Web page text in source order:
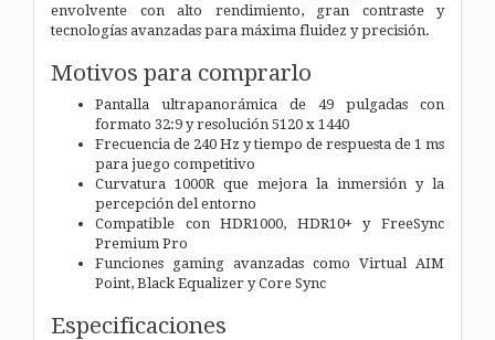
envolvente con alto rendimiento, gran contraste y
tecnologías avanzadas para máxima fluidez y precisión.
Motivos para comprarlo
Pantalla ultrapanorámica de 49 pulgadas con
formato 32:9 y resolución 5120 x 1440
Frecuencia de 240 Hz y tiempo de respuesta de 1 ms
para juego competitivo
Curvatura 1000R que mejora la inmersión y la
percepción del entorno
Compatible con HDR1000, HDR10+ y FreeSync
Premium Pro
Funciones gaming avanzadas como Virtual AIM
Point, Black Equalizer y Core Sync
Especificaciones